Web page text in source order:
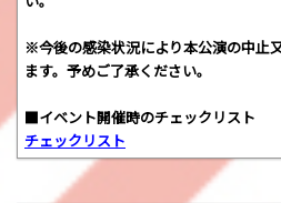
※今後の感染状況により本公演の中止
ます。予めご了承ください。
■イベント開催時のチェックリスト
チェックリスト